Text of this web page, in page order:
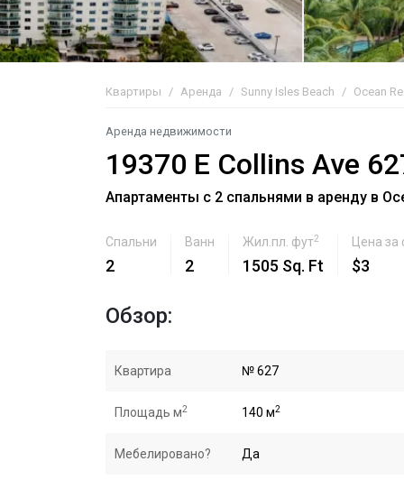
Квартиры Аренда Sunny Isles Beach Ocean
Аренда недвижимости
19370 E Collins Ave
Апартаменты с 2 спальнями в аренду в
Спальни
2
Ванн
2
Жил.пл. фут2
1505 Sq. Ft
Цена за
$3
Обзор:
Квартира № 627
Площадь м2 140 м2
Мебелировано? Да